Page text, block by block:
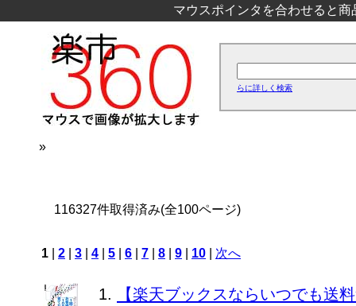
マウスポインタを合わせると
らに詳しく検索
»
116327件取得済み(全100ページ)
1 2 3 4 5 6 7 8 9 10 次へ
1.
【楽天ブックスならいつでも送